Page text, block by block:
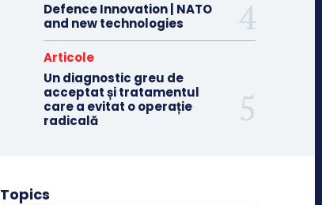
Defence Innovation | NATO
and new technologies
Articole
Un diagnostic greu de
acceptat și tratamentul
care a evitat o operație
radicală
Topics